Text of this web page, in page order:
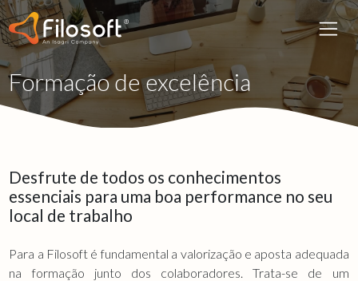
Formação de excelência
Desfrute de todos os conhecimentos
essenciais para uma boa performance no seu
local de trabalho
Para a Filosoft é fundamental a valorização e aposta adequada
na formação junto dos colaboradores. Trata-se de um